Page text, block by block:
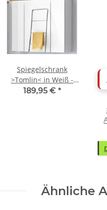
Spiegelschrank
>Tomlin< in Weiß -
84x70x24cm (BxHxT)
189,95 € *
Ähnliche